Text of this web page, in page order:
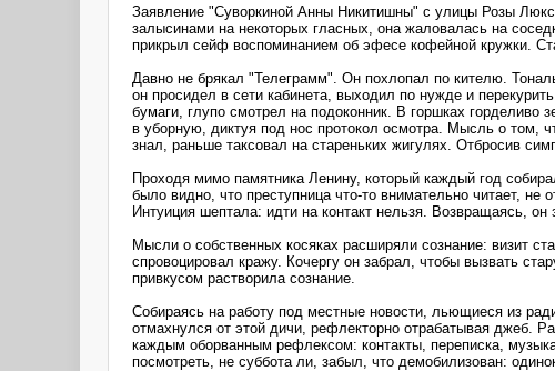
Заявление "Суворкиной Анны Никитишны" с улицы Розы
залысинами на некоторых гласных, она жаловалась на
прикрыл сейф воспоминанием об эфесе кофейной кружки.
Давно не брякал "Телеграмм". Он похлопал по кителю.
он просидел в сети кабинета, выходил по нужде и
бумаги, глупо смотрел на подоконник. В горшках
в уборную, диктуя под нос протокол осмотра. Мысль о том,
знал, раньше таксовал на стареньких жигулях. Отбросив
Проходя мимо памятника Ленину, который каждый год
было видно, что преступница что-то внимательно читает, не
Интуиция шептала: идти на контакт нельзя. Возвращаясь,
Мысли о собственных косяках расширяли сознание: визит
спровоцировал кражу. Кочергу он забрал, чтобы вызвать
привкусом растворила сознание.
Собираясь на работу под местные новости, льющиеся из
отмахнулся от этой дичи, рефлекторно отрабатывая джеб.
каждым оборванным рефлексом: контакты, переписка,
посмотреть, не суббота ли, забыл, что демобилизован: